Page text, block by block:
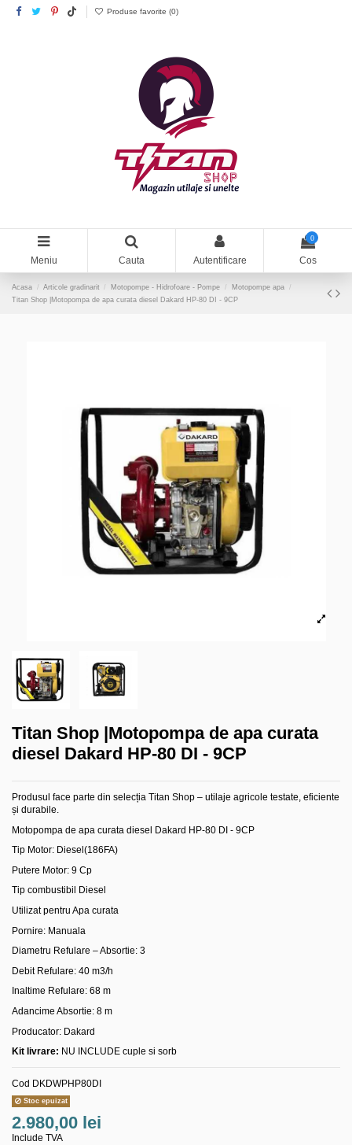
Produse favorite (0)
Meniu Cauta Autentificare
0
Cos
Acasa Articole gradinarit Motopompe - Hidrofoare - Pompe
Motopompe apa
Titan Shop |Motopompa de apa curata diesel Dakard HP-80 DI - 9CP
Titan Shop |Motopompa de apa curata
diesel Dakard HP-80 DI - 9CP
Produsul face parte din selecția Titan Shop – utilaje agricole testate, eficiente
și durabile.
Motopompa de apa curata diesel Dakard HP-80 DI - 9CP
Tip Motor: Diesel(186FA)
Putere Motor: 9 Cp
Tip combustibil
Diesel
Utilizat pentru Apa curata
Pornire: Manuala
Diametru Refulare – Absortie: 3
Debit Refulare: 40 m3/h
Inaltime Refulare: 68 m
Adancime Absortie: 8 m
Producator: Dakard
Kit livrare: NU INCLUDE cuple si sorb
Cod DKDWPHP80DI
Stoc epuizat
2.980,00 lei
Include TVA